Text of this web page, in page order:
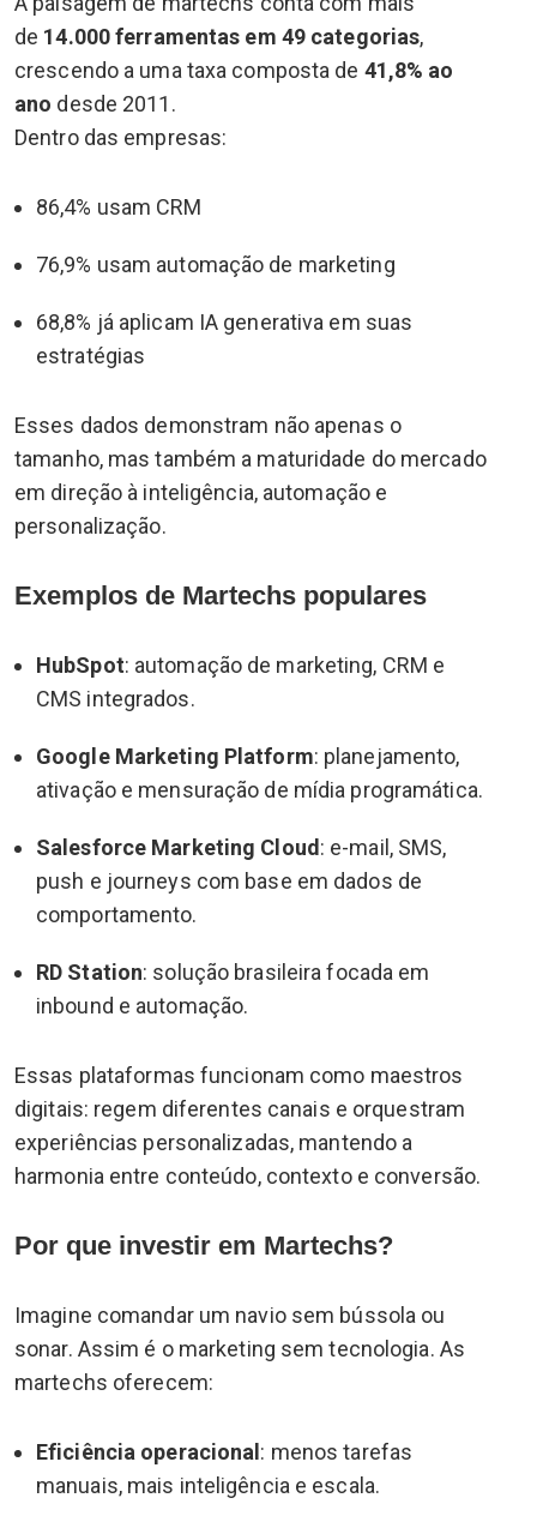
de 14.000 ferramentas em 49 categorias,
crescendo a uma taxa composta de 41,8% ao
ano desde 2011.
Dentro das empresas:
86,4% usam CRM
76,9% usam automação de marketing
68,8% já aplicam IA generativa em suas
estratégias
Esses dados demonstram não apenas o
tamanho, mas também a maturidade do mercado
em direção à inteligência, automação e
personalização.
Exemplos de Martechs populares
HubSpot: automação de marketing, CRM e
CMS integrados.
Google Marketing Platform: planejamento,
ativação e mensuração de mídia programática.
Salesforce Marketing Cloud : e-mail, SMS,
push e journeys com base em dados de
comportamento.
RD Station: solução brasileira focada em
inbound e automação.
Essas plataformas funcionam como maestros
digitais: regem diferentes canais e orquestram
experiências personalizadas, mantendo a
harmonia entre conteúdo, contexto e conversão.
Por que investir em Martechs?
Imagine comandar um navio sem bússola ou
sonar. Assim é o marketing sem tecnologia. As
martechs oferecem:
Eficiência operacional : menos tarefas
manuais, mais inteligência e escala.